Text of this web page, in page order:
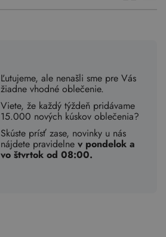
Ľutujeme, ale nenašli sme pre Vás
žiadne vhodné oblečenie.
Viete, že každý týždeň pridávame
15.000 nových kúskov oblečenia?
Skúste prísť zase, novinky u nás
nájdete pravidelnev pondelok a
vo štvrtok od 08:00.